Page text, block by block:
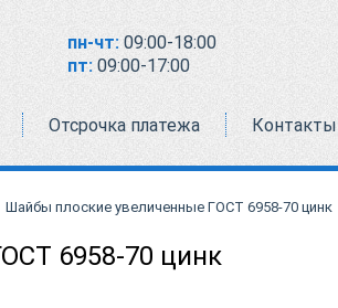
пн-чт: 09:00-18:00
пт: 09:00-17:00
Отсрочка платежа Контакты
Шайбы плоские увеличенные ГОСТ 6958-70 цинк
6958-70 цинк